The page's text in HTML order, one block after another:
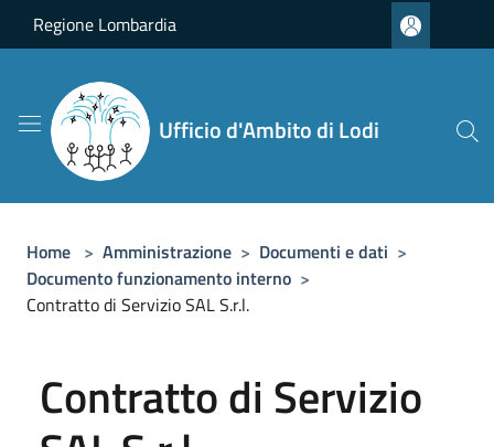
Salta al contenuto principale
Regione Lombardia
Ufficio d'Ambito di Lodi
Home > Amministrazione > Documenti e dati >
Documento funzionamento interno >
Contratto di Servizio SAL S.r.l.
Contratto di Servizio